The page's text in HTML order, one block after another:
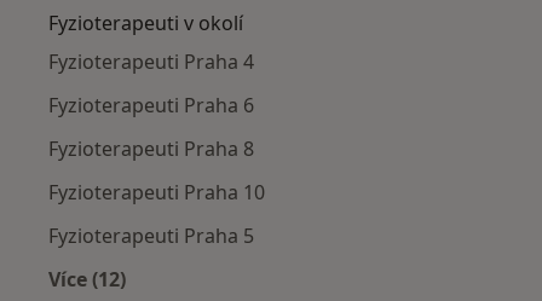
Fyzioterapeuti v okolí
Fyzioterapeuti Praha 4
Fyzioterapeuti Praha 6
Fyzioterapeuti Praha 8
Fyzioterapeuti Praha 10
Fyzioterapeuti Praha 5
Více (12)